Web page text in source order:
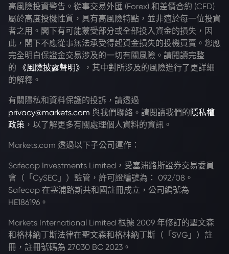
高風險投資警告。從事交易外匯 (Forex) 和差價合約 (CFD)
屬於高度投機性質，具有高風險特點，並非適於每一位投資
者之用。閣下有可能蒙受部分或全部投入資金的損失，因
此，閣下不應從事無法承受得起資金損失的投機買賣。您應
完全明白保證金交易涉及的一切有關風險。請閱讀完整
的
《風險披露聲明》
，其中對所涉及的風險進行了更詳細
的解釋。
有關隱私和資料保護的投訴，請透過
privacy@markets.com 與我們聯絡。請閱讀我們的 隱私權
政策 ，以了解更多有關處理個人資料的資訊。
Markets.com 透過以下子公司運作：
Safecap Investments Limited，受塞浦路斯證券交易委員
會（「CySEC」）監管，許可證編號為： 092/08。
Safecap 在塞浦路斯共和國註冊成立，公司編號為
HE186196。
Markets International Limited 根據 2009 年修訂的聖文森
和格林納丁斯法律在聖文森和格林納丁斯（「SVG」）註
冊，註冊號碼為 27030 BC 2023。